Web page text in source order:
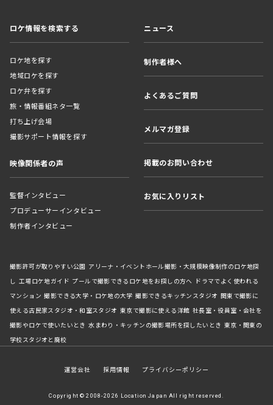
ロケ情報を検索する
ロケ地を探す
地域ロケを探す
ロケ弁を探す
旅・情報番組ネタ一覧
打ち上げ会場
撮影サポート情報を探す
映像関係者の声
監督インタビュー
プロデューサーインタビュー
制作者インタビュー
ニュース
制作者様へ
よくあるご質問
メルマガ登録
掲載のお問い合わせ
お気に入りリスト
撮影許可が取りやすい公園 アリーナ・イベントホール撮影・大規模映像制作のロケ地探
し 工場ロケ地ガイド プールで撮影できるロケ地をお探しの方へ ドラマでよく使われる
マンション 撮影できる大学・ロケ地の大学 撮影できるキッチンスタジオ 関東で撮影に
使える古民家スタジオ・和室スタジオ 東京で撮影に使える洋館 社長室・役員室・会社を
撮影やロケで使いたいとき 水まわり・キッチンの撮影場所を探したいとき 東京・関東の
学校スタジオと廃校
運営会社 採用情報 プライバシーポリシー
Copyright © 2008-2026 Location Japan All right reserved.